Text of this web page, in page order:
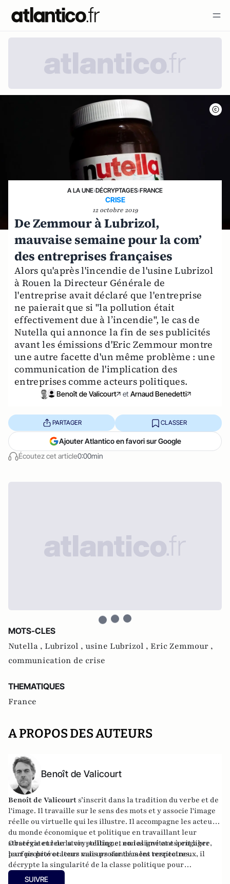
A LA UNE›DÉCRYPTAGES›FRANCE
CRISE
12 octobre 2019
De Zemmour à Lubrizol,
mauvaise semaine pour la com’
des entreprises françaises
Alors qu'après l'incendie de l'usine Lubrizol
à Rouen la Directeur Générale de
l'entreprise avait déclaré que l'entreprise
ne paierait que si "la pollution était
effectivement due à l’incendie", le cas de
Nutella qui annonce la fin de ses publicités
avant les émissions d'Eric Zemmour montre
une autre facette d'un même problème : une
communication de l'implication des
entreprises comme acteurs politiques.
Benoît de Valicourt et Arnaud Benedetti
Écoutez cet article0:00min
PARTAGER CLASSER
Ajouter Atlantico en favori sur Google
MOTS-CLES
Nutella , Lubrizol , usine Lubrizol , Eric Zemmour ,
communication de crise
THEMATIQUES
France
A PROPOS DES AUTEURS
Benoît de Valicourt
Benoît de Valicourt s’inscrit dans la tradition du verbe et de
l'image. Il travaille sur le sens des mots et y associe l'image
réelle ou virtuelle qui les illustre. Il accompagne les acteurs
du monde économique et politique en travaillant leur
stratégie et leur story-telling et en les invitant à engager
leur probité et leurs valeurs sur tous les territoires.
Observateur de la vie politique, non aligné et esprit libre,
parfois provocateur mais profondément respectueux, il
décrypte la singularité de la classe politique pour
atlantico.fr et est éditorialiste à
SUIVRE